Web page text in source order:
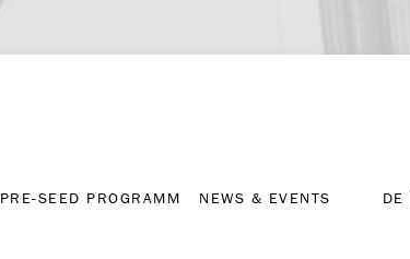
PRE-SEED PROGRAMM NEWS & EVENTS DE